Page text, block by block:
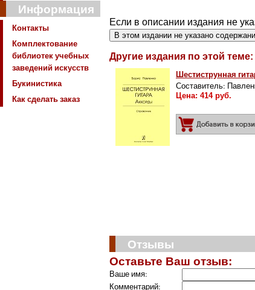
Информация
Контакты
Комплектование
библиотек учебных
заведений искусств
Букинистика
Как сделать заказ
Если в описании издания не
В этом издании не указано
Другие издания по этой теме:
Шестиструнная
Составитель:
Цена: 414 руб.
Отзывы
Оставьте Ваш отзыв:
Ваше имя:
Комментарий: